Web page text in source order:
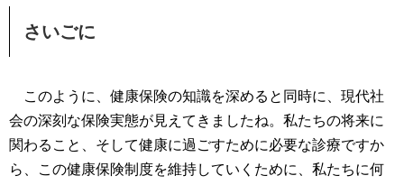
さいごに
このように、健康保険の知識を深めると同時に、現代社
会の深刻な保険実態が見えてきましたね。私たちの将来に
関わること、そして健康に過ごすために必要な診療ですか
ら、この健康保険制度を維持していくために、私たちに何